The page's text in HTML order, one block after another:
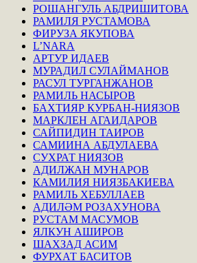
РОШАНГУЛЬ АБДРИШИТОВА
РАМИЛЯ РУСТАМОВА
ФИРУЗА ЯКУПОВА
L’NARA
АРТУР ИДАЕВ
МУРАДИЛ СУЛАЙМАНОВ
РАСУЛ ТУРГАНЖАНОВ
РАМИЛЬ НАСЫРОВ
БАХТИЯР КУРБАН-НИЯЗОВ
МАРКЛЕН АГАИДАРОВ
САЙПИДИН ТАИРОВ
САМИИНА АБДУЛАЕВА
СУХРАТ НИЯЗОВ
АДИЛЖАН МУНАРОВ
КАМИЛИЯ НИЯЗБАКИЕВА
РАМИЛЬ ХЕБУЛЛАЕВ
АДИЛӘМ РОЗАХУНОВА
РУСТАМ МАСУМОВ
ЯЛКУН АШИРОВ
ШАХЗАД АСИМ
ФУРХАТ БАСИТОВ